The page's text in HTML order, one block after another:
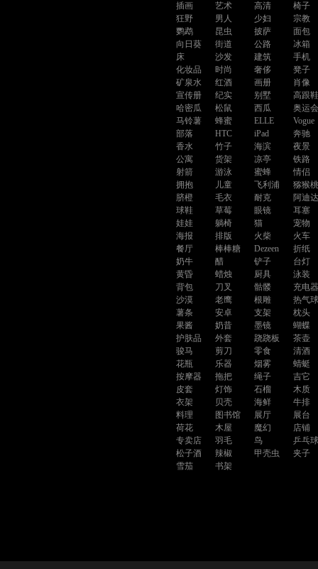
插画
艺术 高清
椅子
狂野
男人 少妇
宗教
鹦鹉
昆虫 披萨
面包
向日葵
街道 公路
冰箱
床
沙发 建筑
手机
化妆品
时尚 奢侈
凳子
矿泉水
红酒 画册
肖像
宣传册
纪实 别墅
高跟鞋
哈密瓜
松鼠 西瓜
奥运会
马铃薯
蜂蜜 ELLE
Vogue
部落
HTC iPad
奔驰
香水
竹子 海滨
夜景
公寓
货架 凉亭
铁路
射箭
游泳 蜜蜂
情侣
拥抱
儿童 飞利浦
猕猴桃
脐橙
毛衣 耐克
阿迪
球鞋
草莓 眼镜
耳塞
娃娃
躺椅 猫
宠物
海报
排版 火柴
火车
餐厅
棒棒糖 Dezeen
折纸
奶牛
醋 铲子
台灯
黄昏
蜡烛 厨具
泳装
背包
刀叉 骷髅
充电器
沙漠
老鹰 根雕
热气球
薯条
安卓 支架
枕头
果酱
奶昔 墨镜
蝴蝶
护肤品
外套 跷跷板
茶壶
骏马
剪刀 零食
清酒
花瓶
乐器 烟雾
蜻蜓
按摩器
拖把 绳子
吉它
皮套
灯饰 石榴
木质
衣架
贝壳 海鲜
牛排
料理
图书馆 展厅
展台
荷花
木屋 魔幻
店铺
专卖店
羽毛 鸟
乒乓球
松子酒
辣椒 甲壳虫
夹子
雪茄
书架